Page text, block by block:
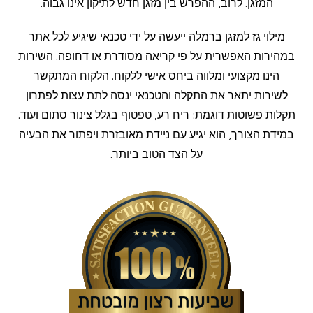
המזגן. לרוב, ההפרש בין מזגן חדש לתיקון אינו גבוה.
מילוי גז למזגן ברמלה ייעשה על ידי טכנאי שיגיע לכל אתר
במהירות האפשרית על פי קריאה מסודרת או דחופה. השירות
הינו מקצועי ומלווה ביחס אישי ללקוח. הלקוח המתקשר
לשירות יתאר את התקלה והטכנאי ינסה לתת עצות לפתרון
תקלות פשוטות דוגמת: ריח רע, טפטוף בגלל צינור סתום ועוד.
במידת הצורך, הוא יגיע עם ניידת מאובזרת ויפתור את הבעיה
על הצד הטוב ביותר.